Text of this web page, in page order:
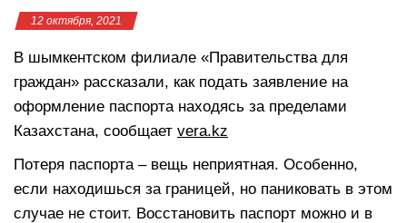
12 октября, 2021
В шымкентском филиале «Правительства для
граждан» рассказали, как подать заявление на
оформление паспорта находясь за пределами
Казахстана, сообщает vera.kz
Потеря паспорта – вещь неприятная. Особенно,
если находишься за границей, но паниковать в этом
случае не стоит. Восстановить паспорт можно и в